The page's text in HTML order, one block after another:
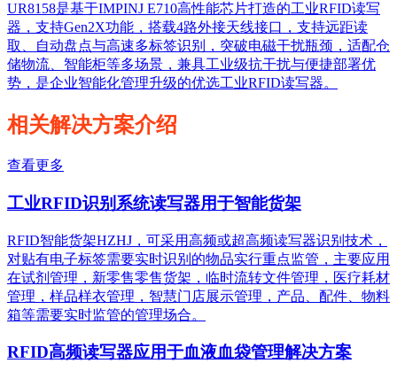
UR8158是基于IMPINJ E710高性能芯片打造的工业RFID读写
器，支持Gen2X功能，搭载4路外接天线接口，支持远距读
取、自动盘点与高速多标签识别，突破电磁干扰瓶颈，适配仓
储物流、智能柜等多场景，兼具工业级抗干扰与便捷部署优
势，是企业智能化管理升级的优选工业RFID读写器。
相关解决方案介绍
查看更多
工业RFID识别系统读写器用于智能货架
RFID智能货架HZHJ，可采用高频或超高频读写器识别技术，
对贴有电子标签需要实时识别的物品实行重点监管，主要应用
在试剂管理，新零售零售货架，临时流转文件管理，医疗耗材
管理，样品样衣管理，智慧门店展示管理，产品、配件、物料
箱等需要实时监管的管理场合。
RFID高频读写器应用于血液血袋管理解决方案